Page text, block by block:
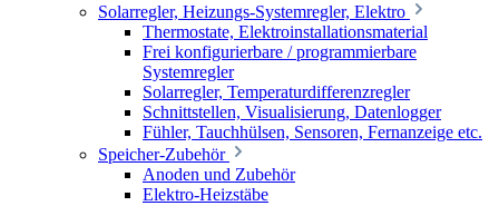
Solarregler, Heizungs-Systemregler, Elektro
Thermostate, Elektroinstallationsmaterial
Frei konfigurierbare / programmierbare
Systemregler
Solarregler, Temperaturdifferenzregler
Schnittstellen, Visualisierung, Datenlogger
Fühler, Tauchhülsen, Sensoren, Fernanzeige etc.
Speicher-Zubehör
Anoden und Zubehör
Elektro-Heizstäbe